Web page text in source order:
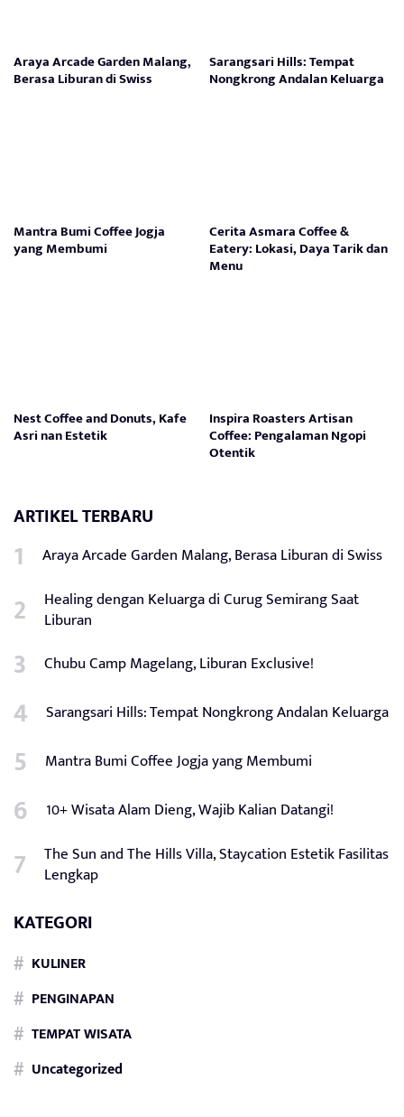
Araya Arcade Garden Malang,
Berasa Liburan di Swiss
Sarangsari Hills: Tempat
Nongkrong Andalan Keluarga
Mantra Bumi Coffee Jogja
yang Membumi
Cerita Asmara Coffee &
Eatery: Lokasi, Daya Tarik dan
Menu
Nest Coffee and Donuts, Kafe
Asri nan Estetik
Inspira Roasters Artisan
Coffee: Pengalaman Ngopi
Otentik
ARTIKEL TERBARU
Araya Arcade Garden Malang, Berasa Liburan di Swiss
Healing dengan Keluarga di Curug Semirang Saat
Liburan
Chubu Camp Magelang, Liburan Exclusive!
Sarangsari Hills: Tempat Nongkrong Andalan Keluarga
Mantra Bumi Coffee Jogja yang Membumi
10+ Wisata Alam Dieng, Wajib Kalian Datangi!
The Sun and The Hills Villa, Staycation Estetik Fasilitas
Lengkap
KATEGORI
KULINER
PENGINAPAN
TEMPAT WISATA
Uncategorized